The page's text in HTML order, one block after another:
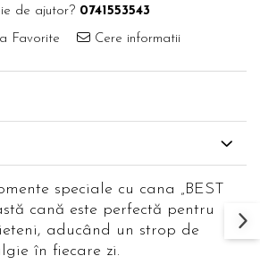
de ajutor? 0741553543
Favorite Cere informatii
speciale cu cana „BEST
cană este perfectă pentru
aducând un strop de
în fiecare zi.